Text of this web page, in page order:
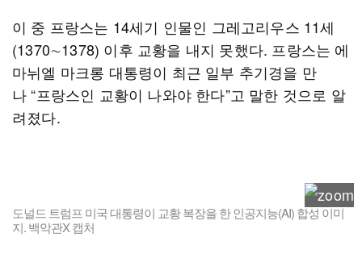
이 중 프랑스는 14세기 인물인 그레고리우스 11세
(1370∼1378) 이후 교황을 내지 못했다. 프랑스는 에
마뉘엘 마크롱 대통령이 최근 일부 추기경을 만
나 “프랑스인 교황이 나와야 한다”고 말한 것으로 알
려졌다.
도널드 트럼프 미국 대통령이 교황 복장을 한 인공지능(AI) 합성 이미
지. 백악관X 캡처